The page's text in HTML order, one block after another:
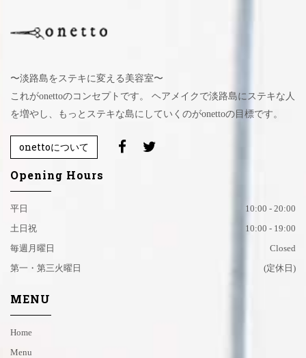
〜淡路島をステキに変える美容室〜
これがonettoのコンセプトです。 ヘアメイクで淡路島にステキな人
を増やし、もっとステキな島にしていくのがonettoの目標です。
onettoについて
Opening Hours
平日
10:00 - 20:00
土日祝
10:00 - 19:00
毎週月曜日
Closed
第一・第三火曜日
(定休日)
MENU
Home
Menu